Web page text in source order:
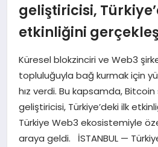
MAGAZIN
SAĞLIK
SIYASET
SPOR
geliştiricisi,
etkinliğini
Küresel blokzinciri ve Web3
topluluğuyla bağ kurmak için
hız verdi. Bu kapsamda,
geliştiricisi, Türkiye’deki ilk
Türkiye Web3 ekosistemiyle
araya geldi. İSTANBUL —